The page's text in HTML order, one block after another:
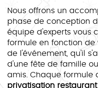
Nous offrons un
phase de conception
équipe d'experts vous
formule en fonction
de l'événement, qu'il
d'une fête de famille
amis. Chaque formule
privatisation